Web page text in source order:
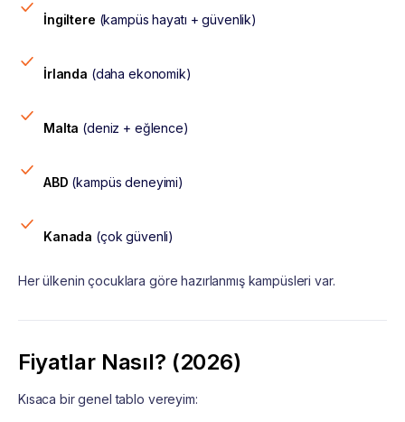
İngiltere (kampüs hayatı + güvenlik)
İrlanda (daha ekonomik)
Malta (deniz + eğlence)
ABD (kampüs deneyimi)
Kanada (çok güvenli)
Her ülkenin çocuklara göre hazırlanmış kampüsleri var.
Fiyatlar Nasıl? (2026)
Kısaca bir genel tablo vereyim: